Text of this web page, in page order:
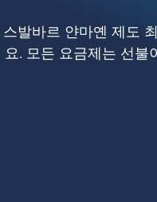
스발바르 얀마옌 제도
요. 모든 요금제는 선불